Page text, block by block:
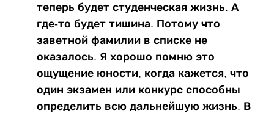
теперь будет студенческая жизнь. А
где-то будет тишина. Потому что
заветной фамилии в списке не
оказалось. Я хорошо помню это
ощущение юности, когда кажется, что
один экзамен или конкурс способны
определить всю дальнейшую жизнь. В